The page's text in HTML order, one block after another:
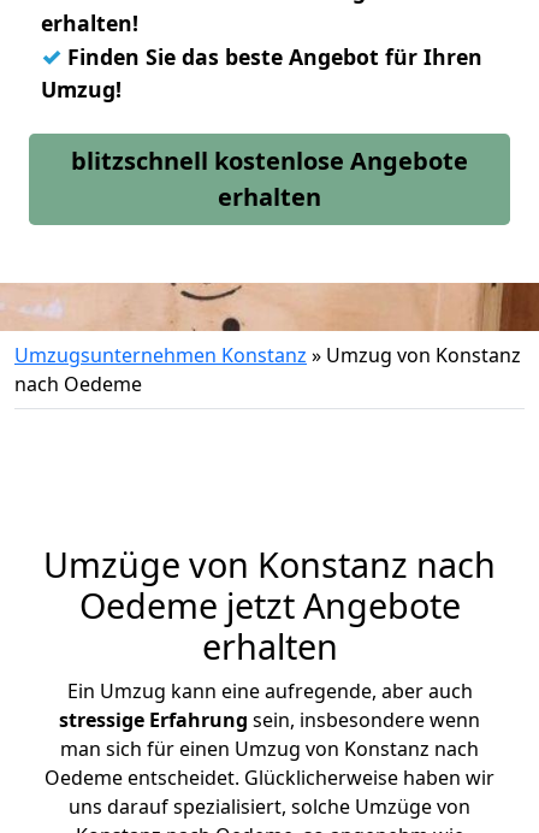
erhalten!
✓ Finden Sie das beste Angebot für Ihren
Umzug!
blitzschnell kostenlose Angebote
erhalten
Umzugsunternehmen Konstanz » Umzug von Konstanz
nach Oedeme
Umzüge von Konstanz nach
Oedeme jetzt Angebote
erhalten
Ein Umzug kann eine aufregende, aber auch
stressige Erfahrung sein, insbesondere wenn
man sich für einen Umzug von Konstanz nach
Oedeme entscheidet. Glücklicherweise haben wir
uns darauf spezialisiert, solche Umzüge von